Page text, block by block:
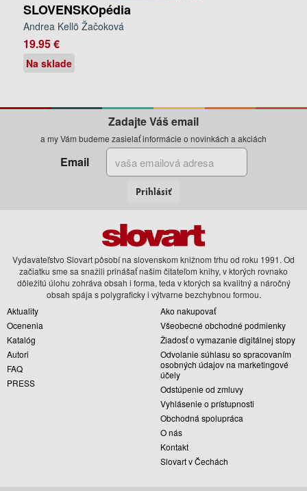
SLOVENSKOpédia
Andrea Kellö Žačoková
19.95 €
Na sklade
Zadajte Váš email
a my Vám budeme zasielať informácie o novinkách a akciách
Email
Prihlásiť
Vydavateľstvo Slovart pôsobí na slovenskom knižnom trhu od roku 1991. Od
začiatku sme sa snažili prinášať našim čitateľom knihy, v ktorých rovnako
dôležitú úlohu zohráva obsah i forma, teda v ktorých sa kvalitný a náročný
obsah spája s polygraficky i výtvarne bezchybnou formou.
Aktuality
Ocenenia
Katalóg
Autori
FAQ
PRESS
Ako nakupovať
Všeobecné obchodné podmienky
Žiadosť o vymazanie digitálnej stopy
Odvolanie súhlasu so spracovaním
osobných údajov na marketingové
účely
Odstúpenie od zmluvy
Vyhlásenie o prístupnosti
Obchodná spolupráca
O nás
Kontakt
Slovart v Čechách